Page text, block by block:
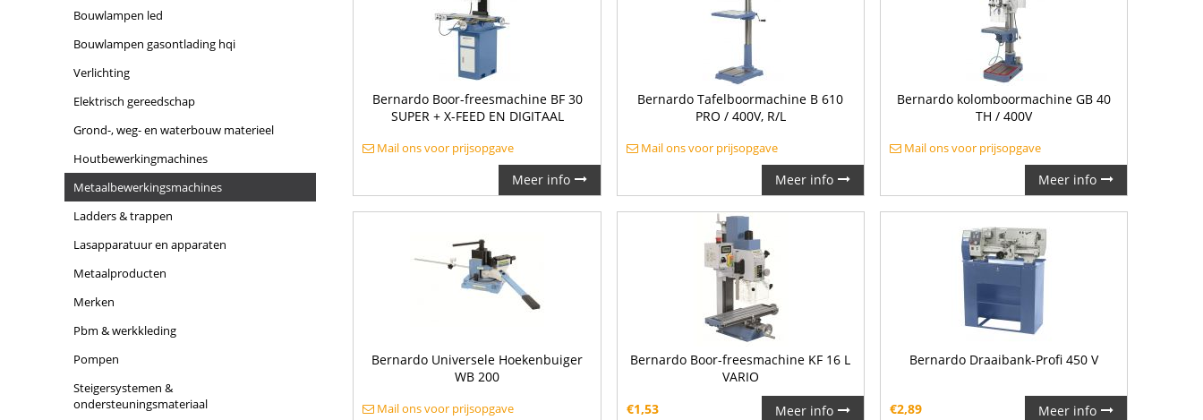
bouwlampen led
bouwlampen gasontlading hqi
verlichting
elektrisch gereedschap
grond-, weg- en waterbouw materieel
houtbewerkingmachines
metaalbewerkingsmachines
ladders & trappen
lasapparatuur en apparaten
metaalproducten
merken
pbm & werkkleding
pompen
steigersystemen &
ondersteuningsmateriaal
Bernardo Boor-freesmachine BF 30
SUPER + X-FEED EN DIGITAAL
Mail ons voor prijsopgave
Meer info
Bernardo Tafelboormachine B 610
PRO / 400V, R/L
Mail ons voor prijsopgave
Meer info
Bernardo kolomboormachine GB 40
TH / 400V
Mail ons voor prijsopgave
Meer info
Bernardo Universele Hoekenbuiger
WB 200
Mail ons voor prijsopgave
Bernardo Boor-freesmachine KF 16 L
VARIO
€1,53 Meer info
Bernardo Draaibank-Profi 450 V
€2,89 Meer info